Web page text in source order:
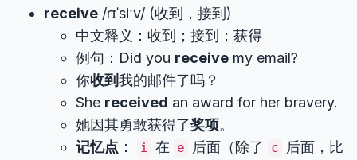
receive /rɪˈsiːv/ (收到，接到)
中文释义：收到；接到；获得
例句：Did you receive my email?
你收到我的邮件了吗？
She received an award for her bravery.
她因其勇敢获得了奖项。
记忆点：
i 在 e 后面（除了 c
后面，比